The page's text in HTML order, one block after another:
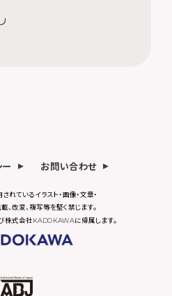
お問い合わせ
れているイラスト・画像・文章・
、改変、複写等を堅く禁じます。
式会社KADOKAWAに帰属します。